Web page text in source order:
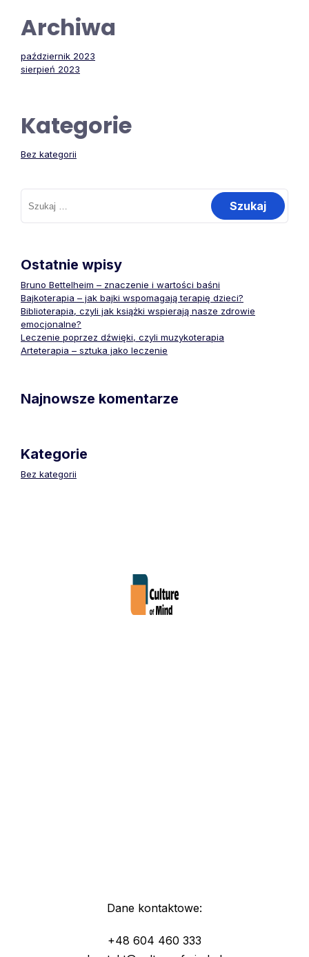
Archiwa
październik 2023
sierpień 2023
Kategorie
Bez kategorii
Szukaj:
Ostatnie wpisy
Bruno Bettelheim – znaczenie i wartości baśni
Bajkoterapia – jak bajki wspomagają terapię dzieci?
Biblioterapia, czyli jak książki wspierają nasze zdrowie
emocjonalne?
Leczenie poprzez dźwięki, czyli muzykoterapia
Arteterapia – sztuka jako leczenie
Najnowsze komentarze
Kategorie
Bez kategorii
Dane kontaktowe:
+48 604 460 333